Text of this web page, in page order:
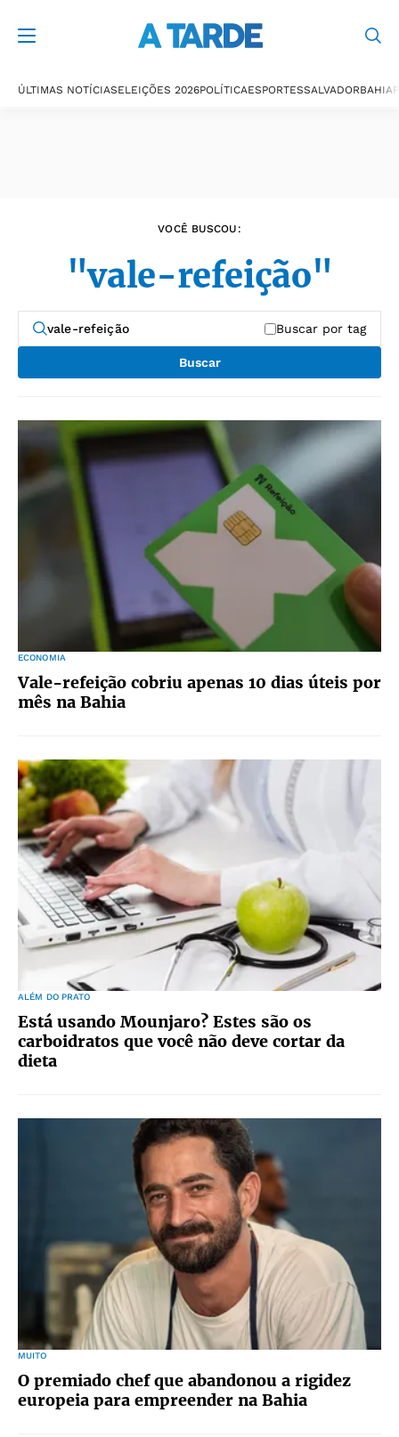
ÚLTIMAS NOTÍCIASELEIÇÕES 2026POLÍTICAESPORTESSALVADORBAHIA
VOCÊ BUSCOU:
"vale-refeição"
Buscar por tag
Buscar
ECONOMIA
Vale-refeição cobriu apenas 10 dias úteis por
mês na Bahia
ALÉM DO PRATO
Está usando Mounjaro? Estes são os
carboidratos que você não deve cortar da
dieta
MUITO
O premiado chef que abandonou a rigidez
europeia para empreender na Bahia